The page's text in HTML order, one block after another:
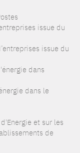
issue du
issue du
dans
dans le
et sur les
de